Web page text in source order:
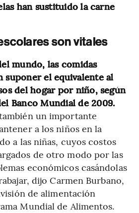
han sustituido la carne
son vitales
mundo, las comidas
suponer el equivalente al
del hogar por niño, según
Banco Mundial de 2009.
un importante
a los niños en la
a las niñas, cuyos costos
de otro modo por las
económicos casándolas
dijo Carmen Burbano,
de alimentación
Mundial de Alimentos.